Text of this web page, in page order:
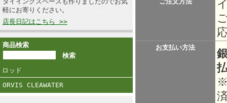
軽にお寄りください。
店長日記はこちら >>
商品検索
ロッド
ORVIS CLEAWATER
お支払い方法